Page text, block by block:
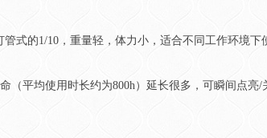
式的1/10，重量轻，体力小，适合不同工作环境下
平均使用时长约为800h）延长很多，可瞬间点亮/